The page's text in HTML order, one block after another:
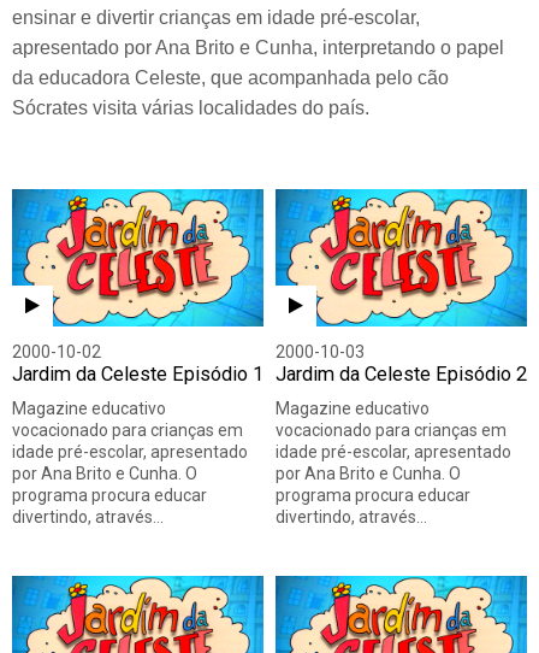
ensinar e divertir crianças em idade pré-escolar,
apresentado por Ana Brito e Cunha, interpretando o papel
da educadora Celeste, que acompanhada pelo cão
Sócrates visita várias localidades do país.
2000-10-02
Jardim da Celeste Episódio 1
Magazine educativo
vocacionado para crianças em
idade pré-escolar, apresentado
por Ana Brito e Cunha. O
programa procura educar
divertindo, através…
2000-10-03
Jardim da Celeste Episódio 2
Magazine educativo
vocacionado para crianças em
idade pré-escolar, apresentado
por Ana Brito e Cunha. O
programa procura educar
divertindo, através…